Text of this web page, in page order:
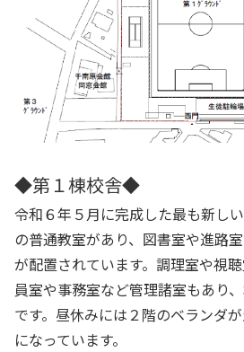
◆第１棟校舎◆
令和６年５月に完成した最も新し
の普通教室があり、図書室や進路
が配置されています。調理室や視
員室や事務室など管理諸室もあり
です。昼休みには２階のベランダ
になっています。